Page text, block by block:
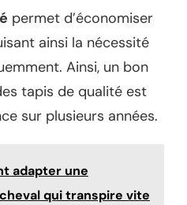
permet d’économiser
ainsi la nécessité
Ainsi, un bon
tapis de qualité est
sur plusieurs années.
adapter une
qui transpire vite